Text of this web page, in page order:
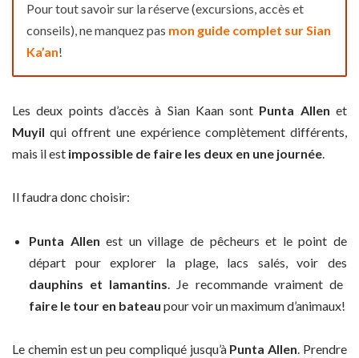
Pour tout savoir sur la réserve (excursions, accès et
conseils), ne manquez pas mon guide complet sur Sian
Ka’an!
Les deux points d’accès à Sian Kaan sont Punta Allen et
Muyil qui offrent une expérience complètement différents,
mais il est impossible de faire les deux en une journée.
Il faudra donc choisir:
Punta Allenest un village de pêcheurs et le point de
départ pour explorer la plage, lacs salés, voir des
dauphins et lamantins . Je recommande vraiment de
faire le tour en bateau pour voir un maximum d’animaux!
Le chemin est un peu compliqué jusqu’à Punta Allen. Prendre